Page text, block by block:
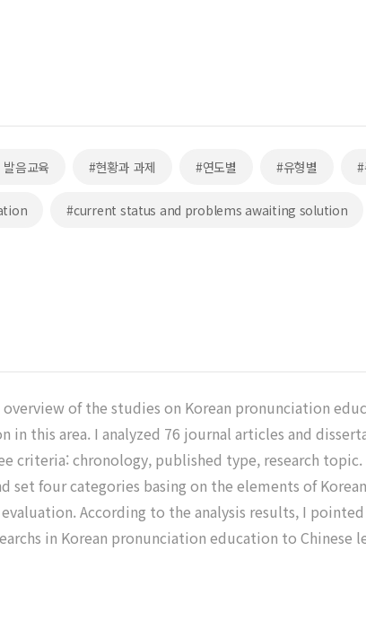
음교육 #현황과 과제 #연도별 #유형별
#current status and problems awaiting solution
of the studies on Korean pronunciation
this area. I analyzed 76 journal articles and
criteria: chronology, published type, research
set four categories basing on the elements of
evaluation. According to the analysis results, I
in Korean pronunciation education to Chinese